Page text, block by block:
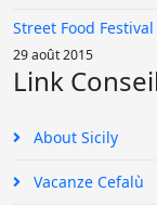
Street Food
29 août 2015
Link
About Sicily
Vacanze Cefalù